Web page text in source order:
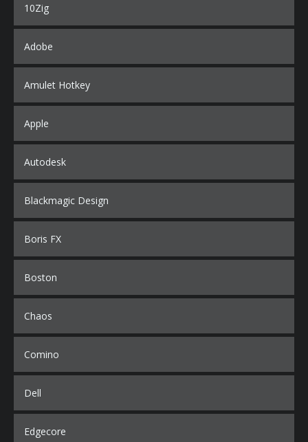
10Zig
Adobe
Amulet Hotkey
Apple
Autodesk
Blackmagic Design
Boris FX
Boston
Chaos
Comino
Dell
Edgecore